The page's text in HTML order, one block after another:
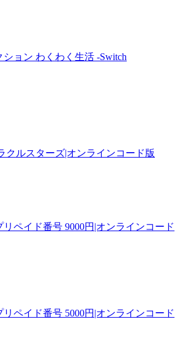
ション わくわく生活 -Switch
クルスターズ|オンラインコード版
ペイド番号 9000円|オンラインコード
ペイド番号 5000円|オンラインコード